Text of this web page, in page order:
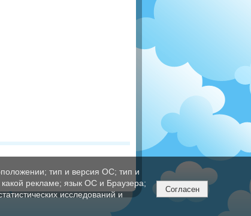
тип и версия ОС; тип и
какой рекламе; язык ОС и Браузера;
исследований и
Согласен